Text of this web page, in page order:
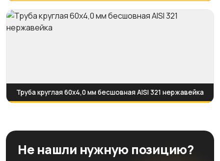
Труба круглая 60х4,0 мм бесшовная AISI 321 нержавейка
Не нашли нужную позицию?